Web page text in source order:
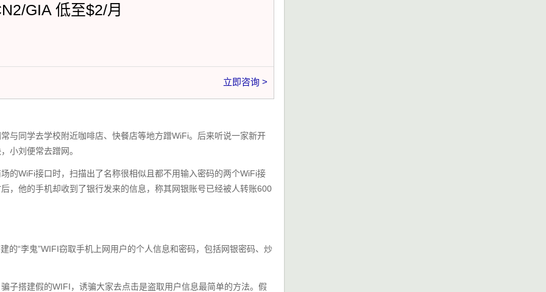
GIA 低至$2/月
立即咨询 >
与同学去学校附近咖啡店、快餐店等地方蹭WiFi。后来听说一家新开
小刘便常去蹭网。
的WiFi接口时，扫描出了名称很相似且都不用输入密码的两个WiFi接
，他的手机却收到了银行发来的信息，称其网银账号已经被人转账600
的“李鬼”WIFI窃取手机上网用户的个人信息和密码，包括网银密码、炒
子搭建假的WIFI，诱骗大家去点击是盗取用户信息最简单的方法。假